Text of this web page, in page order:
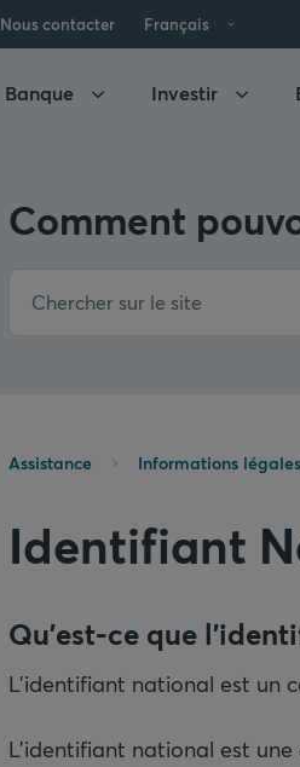
Nous contacter Français
Banque Investir
Comment
Assistance Informations légales
Identifiant
L'identifiant national est un
L'identifiant national est une